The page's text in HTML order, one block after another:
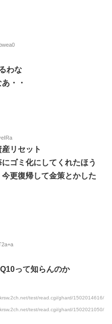
わな
・・
リセット
ゴミ化にしてくれたほう
更復帰して金策とかした
って知らんのか
test/read.cgi/ghard/1502014616/
test/read.cgi/ghard/1502021050/